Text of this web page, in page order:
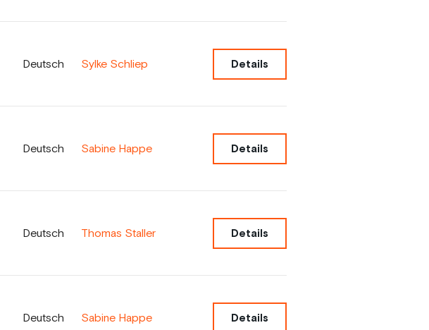
Deutsch Sylke Schliep Details
Deutsch Sabine Happe Details
Deutsch Thomas Staller Details
Deutsch Sabine Happe Details